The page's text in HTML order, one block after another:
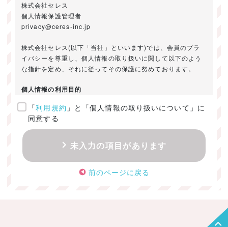
株式会社セレス
個人情報保護管理者
privacy@ceres-inc.jp
株式会社セレス(以下「当社」といいます)では、会員のプラ
イバシーを尊重し、個人情報の取り扱いに関して以下のよう
な指針を定め、それに従ってその保護に努めております。
個人情報の利用目的
ご提供いただきました個人情報は、以下のためにのみ利用い
たします。
・お問い合わせに対する回答及び資料送付のご連絡
・当社のお客様向けサービスの提供
・本人確認
・サービスの開発・改善のための分析
「利用規約 」と「個人情報の取り扱いについて」に
同意する
未入力の項目があります
前のページに戻る